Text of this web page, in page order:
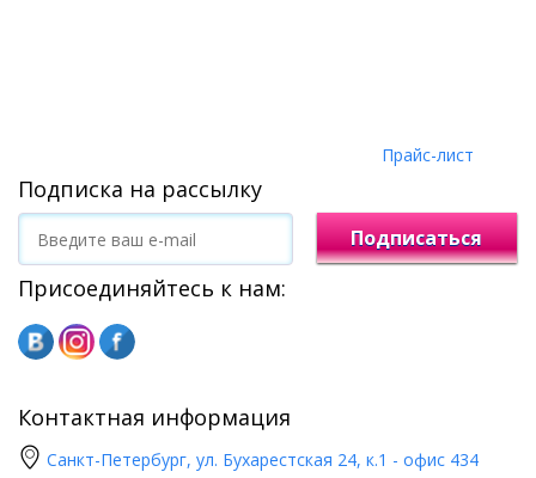
Прайс-лист
Подписка на рассылку
Подписаться
Присоединяйтесь к нам:
Контактная информация
Санкт-Петербург, ул. Бухарестская 24, к.1 - офис 434